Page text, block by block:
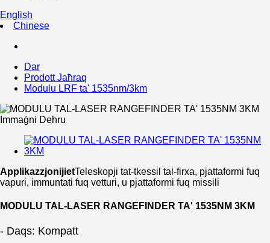
English
Chinese
Dar
Prodott Jaħraq
Modulu LRF ta' 1535nm/3km
ApplikazzjonijietTeleskopji tat-tkessil tal-firxa, pjattaformi fuq
vapuri, immuntati fuq vetturi, u pjattaformi fuq missili
MODULU TAL-LASER RANGEFINDER TA' 1535NM 3KM
- Daqs: Kompatt